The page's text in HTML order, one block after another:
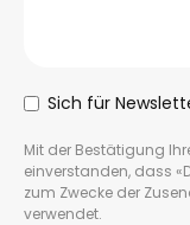
Sich für
Mit der Bestätigung
einverstanden, dass
zum Zwecke der
verwendet.